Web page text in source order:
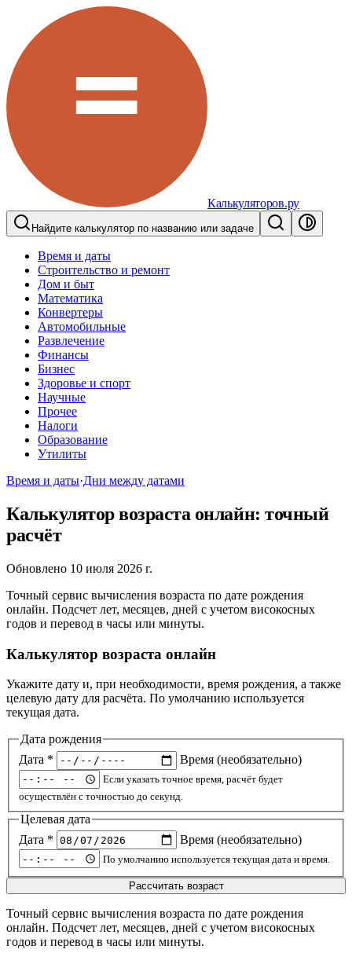
Калькуляторов.ру
Найдите калькулятор по названию или задаче
Время и даты
Строительство и ремонт
Дом и быт
Математика
Конвертеры
Автомобильные
Развлечение
Финансы
Бизнес
Здоровье и спорт
Научные
Прочее
Налоги
Образование
Утилиты
Время и даты·Дни между датами
Калькулятор возраста онлайн: точный
расчёт
Обновлено 10 июля 2026 г.
Точный сервис вычисления возраста по дате рождения
онлайн. Подсчет лет, месяцев, дней с учетом високосных
годов и перевод в часы или минуты.
Калькулятор возраста онлайн
Укажите дату и, при необходимости, время рождения, а также
целевую дату для расчёта. По умолчанию используется
текущая дата.
Дата рождения
Дата *
Время (необязательно)
Если указать точное время, расчёт будет
осуществлён с точностью до секунд.
Целевая дата
Дата *
Время (необязательно)
По умолчанию используется текущая дата и время.
Рассчитать возраст
Точный сервис вычисления возраста по дате рождения
онлайн. Подсчет лет, месяцев, дней с учетом високосных
годов и перевод в часы или минуты.